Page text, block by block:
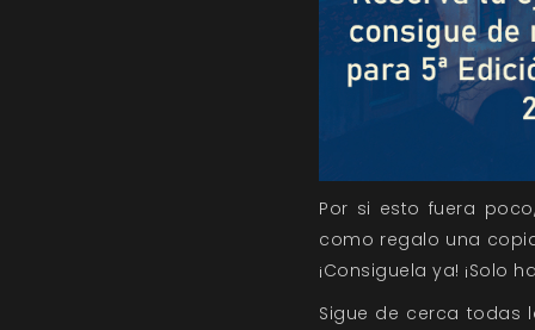
Por si esto fuera
como regalo una
¡Consiguela ya! ¡Solo
Sigue de cerca todas